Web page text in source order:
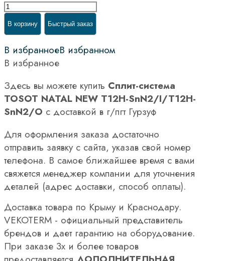
В корзину Быстрый заказ
В избранноеВ избранном
В избранное
Здесь вы можете купить Сплит-система
TOSOT NATAL NEW T12H-SnN2/I/T12H-
SnN2/O с доставкой в г/пгт Гурзуф
Для оформления заказа достаточно
отправить заявку с сайта, указав свой номер
телефона. В самое ближайшее время с вами
свяжется менеджер компании для уточнения
деталей (адрес доставки, способ оплаты).
Доставка товара по Крыму и Краснодару.
VEKOTERM - официальный представитель
брендов и дает гарантию на оборудование.
При заказе 3х и более товаров